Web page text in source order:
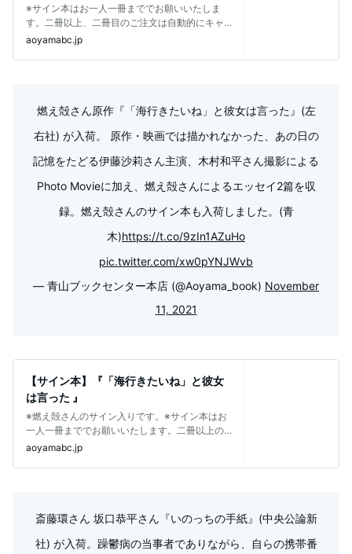
※サイン本はお一人一冊まででお願いいたしま
す。二冊以上、二冊目のご注文は自動的にキャ
ンセルいたします。ご了承ください。出版
aoyamabc.jp
燃え殻さん原作『「海行きたいね」と彼女は言った』(左
右社) が入荷。 原作・映画では描かれなかった、あの日の
記憶をたどる伊藤沙莉さん主演、木村和平さん撮影による
Photo Movieに加え、燃え殻さんによるエッセイ2篇を収
録。燃え殻さんのサイン本も入荷しました。(青
木)https://t.co/9zIn1AZuHo
pic.twitter.com/xw0pYNJWvb
— 青山ブックセンター本店 (@Aoyama_book) November
11, 2021
【サイン本】『「海行きたいね」と彼女
は言った 』
※燃え殻さんのサイン入りです。※サイン本はお
一人一冊まででお願いいたします。二冊以上の
ご購入、または二冊目のご注文は自動的
aoyamabc.jp
斎藤環さん 坂口恭平さん『いのっちの手紙』(中央公論新
社) が入荷。躁鬱病の当事者でありながら、自らの携帯番